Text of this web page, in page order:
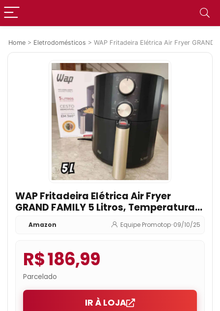
Home > Eletrodomésticos > WAP Fritadeira Elétrica Air Fryer GRAND
WAP Fritadeira Elétrica Air Fryer
GRAND FAMILY 5 Litros, Temperatura
Ajustável, Revestimento
Antiaderente, 1500W
Amazon Equipe Promotop•09/10/25
R$ 186,99
Parcelado
IR À LOJA